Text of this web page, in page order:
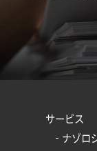
サービス
ナゾロ